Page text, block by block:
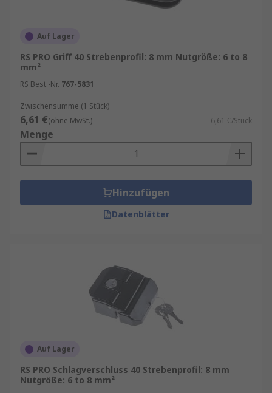
Auf Lager
RS PRO Griff 40 Strebenprofil: 8 mm Nutgröße: 6 to 8
mm²
RS Best.-Nr. 767-5831
Zwischensumme (1 Stück)
6,61 €(ohne MwSt.) 6,61 €/Stück
Menge
Hinzufügen
Datenblätter
Auf Lager
RS PRO Schlagverschluss 40 Strebenprofil: 8 mm
Nutgröße: 6 to 8 mm²